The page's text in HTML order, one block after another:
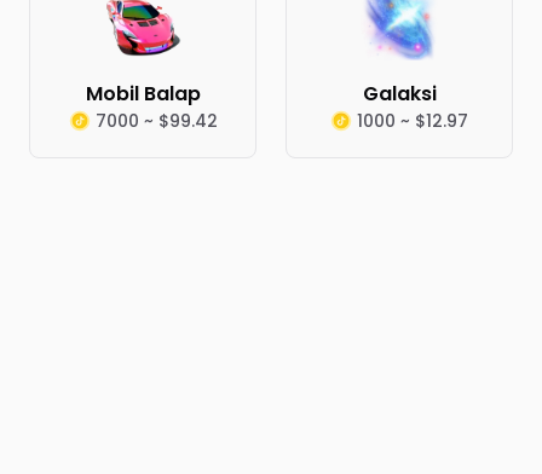
Mobil Balap
7000 ~ $99.42
Galaksi
1000 ~ $12.97